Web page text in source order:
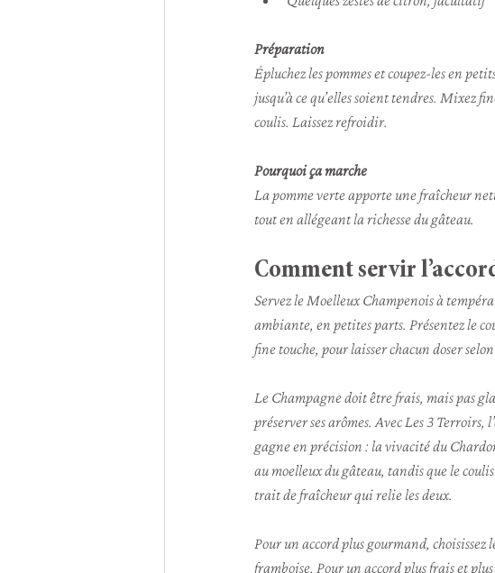
Préparation
Épluchez les pommes et coupez-les en
jusqu’à ce qu’elles soient tendres. Mixez
coulis. Laissez refroidir.
Pourquoi ça marche
La pomme verte apporte une fraîcheur
tout en allégeant la richesse du gâteau.
Comment servir
Servez le Moelleux Champenois à
ambiante, en petites parts. Présentez le
fine touche, pour laisser chacun doser
Le Champagne doit être frais, mais pas
préserver ses arômes. Avec Les 3 Terroirs,
gagne en précision : la vivacité du
au moelleux du gâteau, tandis que le
trait de fraîcheur qui relie les deux.
Pour un accord plus gourmand, choisissez
framboise. Pour un accord plus frais et